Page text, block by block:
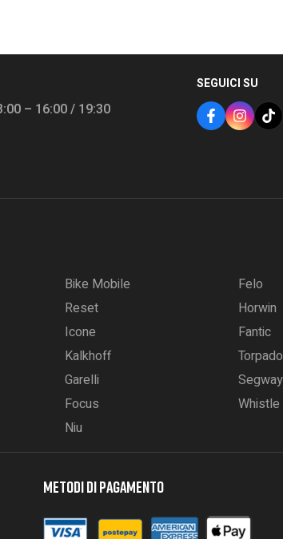
– 16:00 / 19:30
SEGUICI SU
Bike Mobile
Reset
Icone
Kalkhoff
Garelli
Focus
Niu
Felo
Horwin
Fantic
Torpado
Segway
Whistle
METODI DI PAGAMENTO